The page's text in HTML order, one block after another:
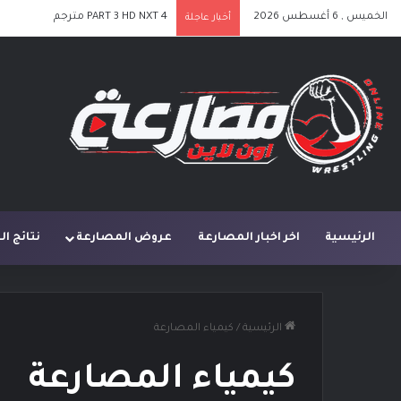
الخميس , 6 أغسطس 2026 أخبار عاجلة PART 3 HD NXT 4 مترجم
الرئيسية اخر اخبار المصارعة عروض المصارعة نتائج
الرئيسية / كيمياء المصارعة
كيمياء المصارعة